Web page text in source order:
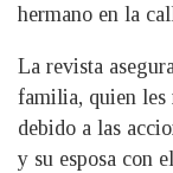
hermano en la
La revista
familia, quien
debido a las
y su esposa con